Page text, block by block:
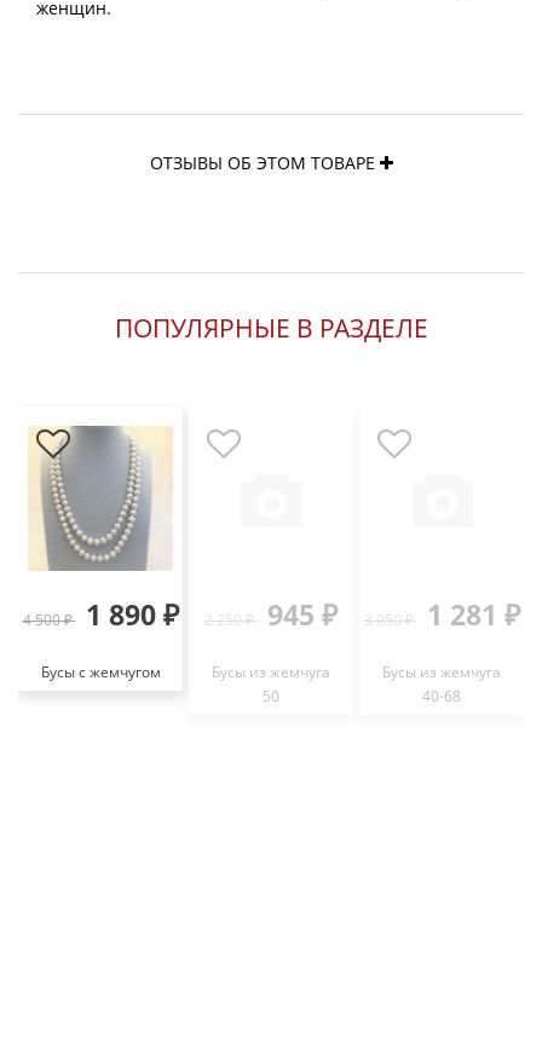
женщин.
ОТЗЫВЫ ОБ ЭТОМ ТОВАРЕ
ПОПУЛЯРНЫЕ В РАЗДЕЛЕ
4 500 ₽ 1 890 ₽
Бусы с жемчугом
2 250 ₽ 945 ₽
Бусы из жемчуга
50
3 050 ₽ 1 281 ₽
Бусы из жемчуга
40-68